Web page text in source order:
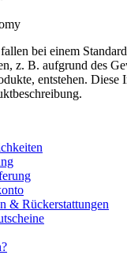
bei einem
z. B. aufgrund des
entstehen. Diese
& Rückerstattungen